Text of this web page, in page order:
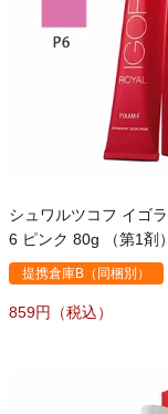
シュワルツコフ イゴ
6 ピンク 80g （第1剤
提携倉庫B（同梱別）
859